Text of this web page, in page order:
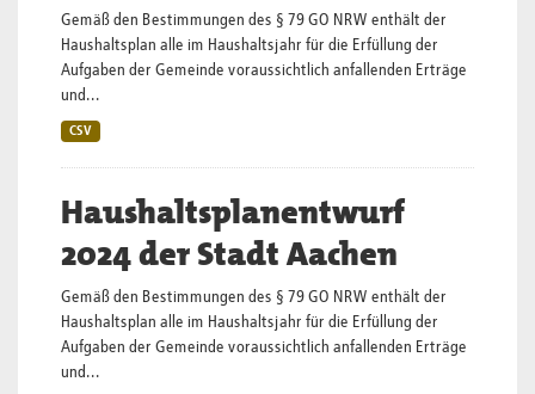
Gemäß den Bestimmungen des § 79 GO NRW enthält der
Haushaltsplan alle im Haushaltsjahr für die Erfüllung der
Aufgaben der Gemeinde voraussichtlich anfallenden Erträge
und...
CSV
Haushaltsplanentwurf
2024 der Stadt Aachen
Gemäß den Bestimmungen des § 79 GO NRW enthält der
Haushaltsplan alle im Haushaltsjahr für die Erfüllung der
Aufgaben der Gemeinde voraussichtlich anfallenden Erträge
und...